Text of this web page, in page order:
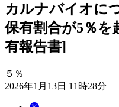
カルナバイオに
保有割合が5％を
有報告書]
５％
2026年1月13日 11時28分